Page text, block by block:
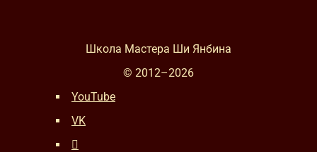
Школа Мастера Ши Янбина
© 2012–2026
YouTube
VK